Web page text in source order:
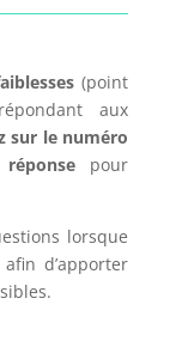
(point
aux
sur le numéro
pour
lorsque
d’apporter